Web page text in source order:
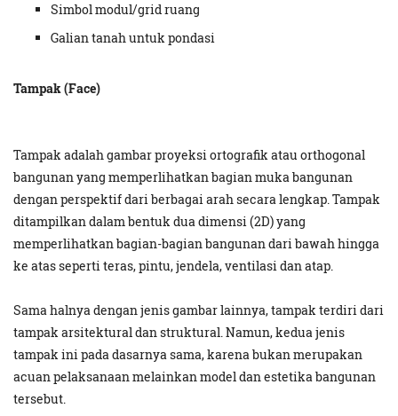
Simbol modul/grid ruang
Galian tanah untuk pondasi
Tampak (Face)
Tampak adalah gambar proyeksi ortografik atau orthogonal
bangunan yang memperlihatkan bagian muka bangunan
dengan perspektif dari berbagai arah secara lengkap. Tampak
ditampilkan dalam bentuk dua dimensi (2D) yang
memperlihatkan bagian-bagian bangunan dari bawah hingga
ke atas seperti teras, pintu, jendela, ventilasi dan atap.
Sama halnya dengan jenis gambar lainnya, tampak terdiri dari
tampak arsitektural dan struktural. Namun, kedua jenis
tampak ini pada dasarnya sama, karena bukan merupakan
acuan pelaksanaan melainkan model dan estetika bangunan
tersebut.